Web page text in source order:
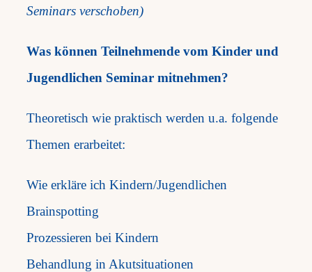
Seminars verschoben)
Was können Teilnehmende vom Kinder und
Jugendlichen Seminar mitnehmen?
Theoretisch wie praktisch werden u.a. folgende
Themen erarbeitet:
Wie erkläre ich Kindern/Jugendlichen
Brainspotting
Prozessieren bei Kindern
Behandlung in Akutsituationen